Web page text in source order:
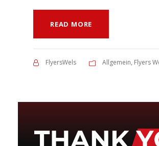
READ MORE
FlyersWels Allgemein, Flyers